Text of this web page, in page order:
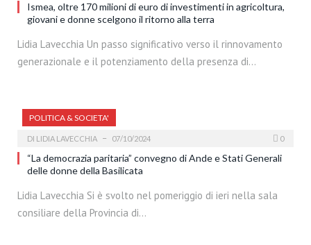
Ismea, oltre 170 milioni di euro di investimenti in agricoltura,
giovani e donne scelgono il ritorno alla terra
Lidia Lavecchia Un passo significativo verso il rinnovamento
generazionale e il potenziamento della presenza di…
POLITICA & SOCIETA'
DI LIDIA LAVECCHIA 07/10/2024 0
“La democrazia paritaria” convegno di Ande e Stati Generali
delle donne della Basilicata
Lidia Lavecchia Si è svolto nel pomeriggio di ieri nella sala
consiliare della Provincia di…